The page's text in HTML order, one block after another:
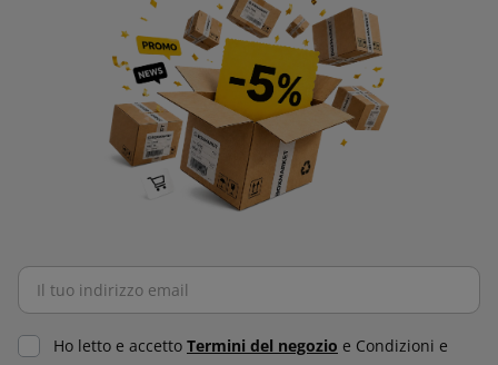
Ho letto e accetto Termini del negozio e Condizioni e